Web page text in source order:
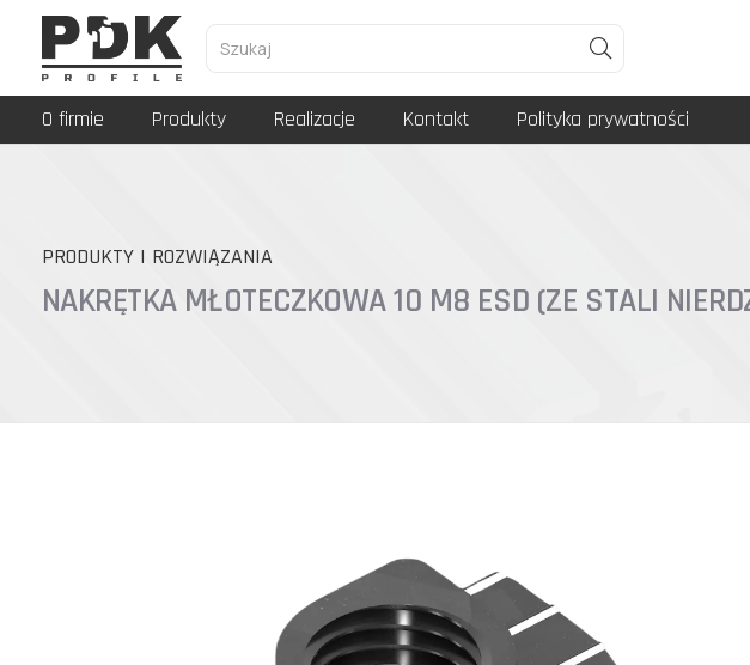
O firmie Produkty Realizacje Kontakt Polityka prywatności
PRODUKTY I ROZWIĄZANIA
NAKRĘTKA MŁOTECZKOWA 10 M8 ESD (ZE STALI